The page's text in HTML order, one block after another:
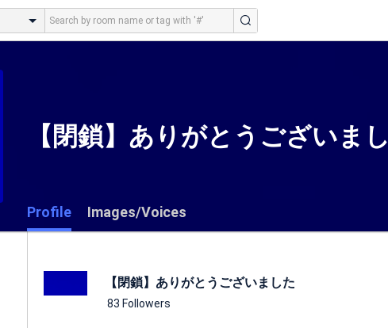
【閉鎖】ありがとうございま
Profile Images/Voices
【閉鎖】ありがとうございました
83 Followers